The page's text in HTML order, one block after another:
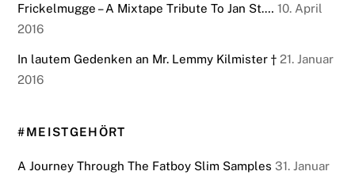
Frickelmugge – A Mixtape Tribute To Jan St.… 10. April
2016
In lautem Gedenken an Mr. Lemmy Kilmister † 21. Januar
2016
#MEISTGEHÖRT
A Journey Through The Fatboy Slim Samples 31. Januar